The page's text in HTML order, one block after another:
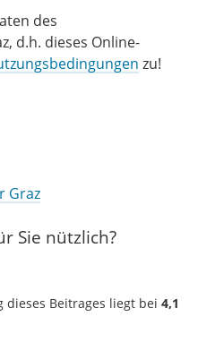
des
d.h. dieses Online-
zu!
Graz
Sie nützlich?
Beitrages liegt bei 4,1